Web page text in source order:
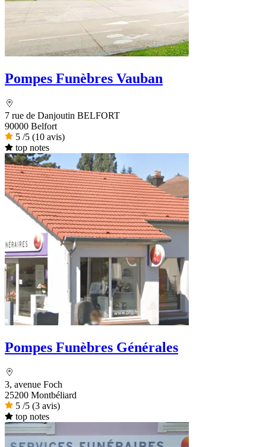
Pompes Funèbres Vauban
7 rue de Danjoutin BELFORT
90000 Belfort
5 /5 (10 avis)
top notes
Pompes Funèbres Générales
3, avenue Foch
25200 Montbéliard
5 /5 (3 avis)
top notes